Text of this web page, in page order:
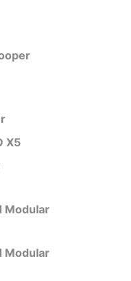
X5
Modular
Modular